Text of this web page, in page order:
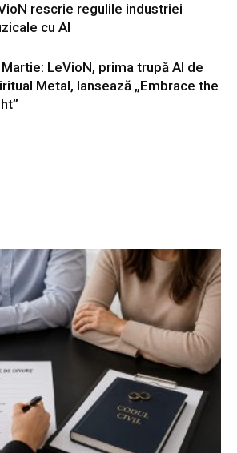
rescrie regulile industriei
cu AI
LeVioN, prima trupă AI de
Metal, lansează „Embrace the